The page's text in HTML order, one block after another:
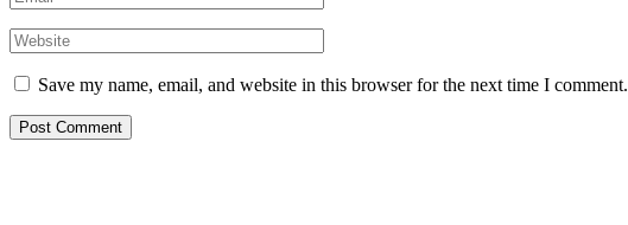
Save my name, email, and website in this browser for the next time I comment.